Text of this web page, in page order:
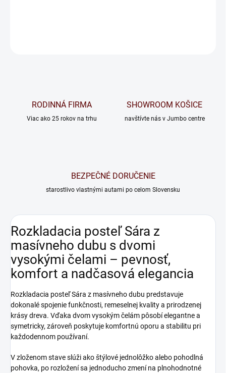
RODINNÁ FIRMA
Viac ako 25 rokov na trhu
SHOWROOM KOŠICE
navštívte nás v Jumbo centre
BEZPEČNÉ DORUČENIE
starostlivo vlastnými autami po celom Slovensku
Rozkladacia posteľ Sára z
masívneho dubu s dvomi
vysokými čelami – pevnosť,
komfort a nadčasová elegancia
Rozkladacia posteľ Sára z masívneho dubu predstavuje
dokonalé spojenie funkčnosti, remeselnej kvality a prirodzenej
krásy dreva. Vďaka dvom vysokým čelám pôsobí elegantne a
symetricky, zároveň poskytuje komfortnú oporu a stabilitu pri
každodennom používaní.
V zloženom stave slúži ako štýlové jednolôžko alebo pohodlná
pohovka, po rozložení sa jednoducho zmení na plnohodnotné